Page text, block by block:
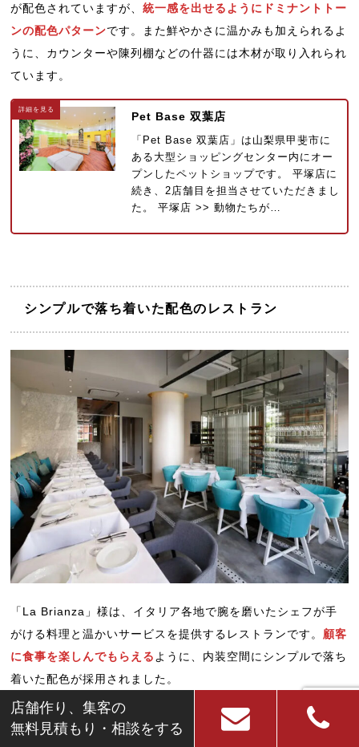
が配色されていますが、統一感を出せるようにドミナントトー
ンの配色パターンです。また鮮やかさに温かみも加えられるよ
うに、カウンターや陳列棚などの什器には木材が取り入れられ
ています。
Pet Base 双葉店
「Pet Base 双葉店」は山梨県甲斐市に
ある大型ショッピングセンター内にオー
プンしたペットショップです。 平塚店に
続き、2店舗目を担当させていただきまし
た。 平塚店 >> 動物たちが…
シンプルで落ち着いた配色のレストラン
「La Brianza」様は、イタリア各地で腕を磨いたシェフが手
がける料理と温かいサービスを提供するレストランです。 顧客
に食事を楽しんでもらえる ように、内装空間にシンプルで落ち
着いた配色が採用されました。
内装空間全体には、白がベースカラーとして配色されていま
す。しかしフロアごとの雰囲気を演出できるように、内装材と
店舗作り、集客の
無料見積もり・相談をする